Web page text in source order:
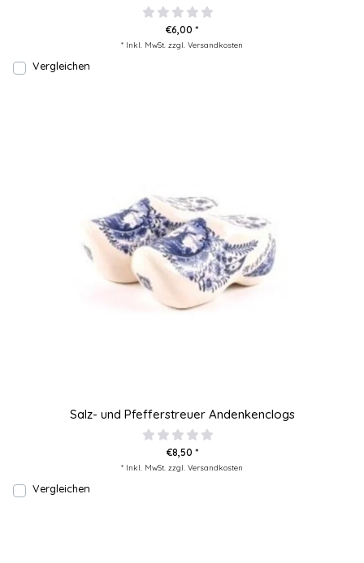
€6,00 *
* Inkl. MwSt. zzgl. Versandkosten
Vergleichen
Salz- und Pfefferstreuer Andenkenclogs
€8,50 *
* Inkl. MwSt. zzgl. Versandkosten
Vergleichen